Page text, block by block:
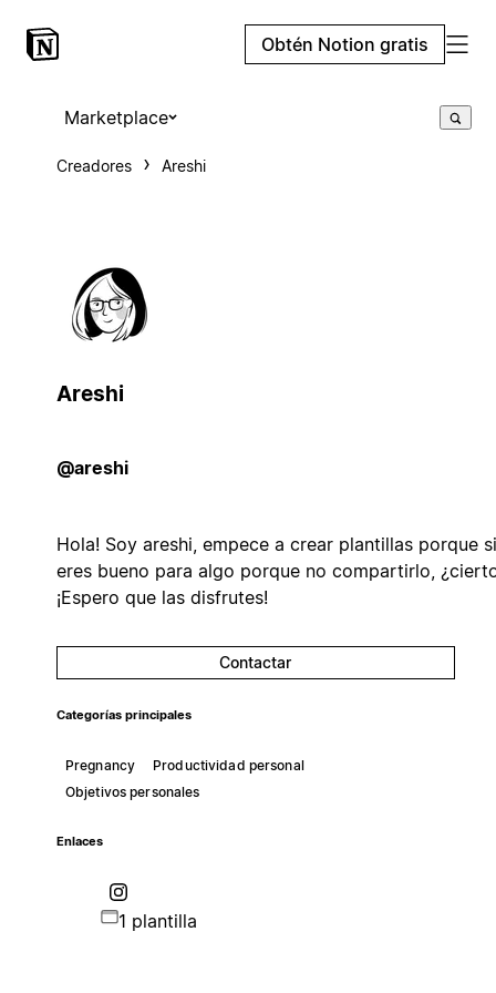
Obtén Notion gratis
Marketplace
Creadores Areshi
Areshi
@areshi
Hola! Soy areshi, empece a crear plantillas porque si
eres bueno para algo porque no compartirlo,
¡Espero que las disfrutes!
Contactar
Categorías principales
Pregnancy
Productividad personal
Objetivos personales
Enlaces
1 plantilla